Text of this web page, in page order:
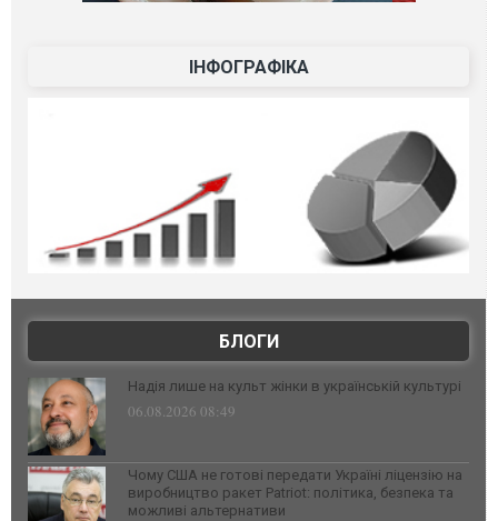
ІНФОГРАФІКА
БЛОГИ
Надія лише на культ жінки в українській культурі
06.08.2026 08:49
Чому США не готові передати Україні ліцензію на
виробництво ракет Patriot: політика, безпека та
можливі альтернативи